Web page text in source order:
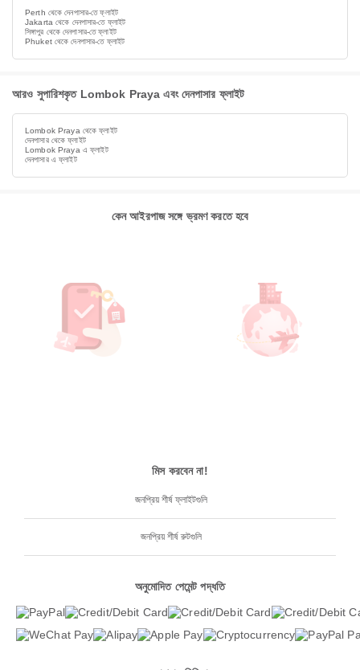
Perth থেকে দেনপাসার-তে ফ্লাইট
Jakarta থেকে দেনপাসার-তে ফ্লাইট
সিঙ্গাপুর থেকে দেনপাসার-তে ফ্লাইট
Phuket থেকে দেনপাসার-তে ফ্লাইট
আরও সুপারিশকৃত Lombok Praya এবং দেনপাসার ফ্লাইট
Lombok Praya থেকে ফ্লাইট
দেনপাসার থেকে ফ্লাইট
Lombok Praya এ ফ্লাইট
দেনপাসার এ ফ্লাইট
কেন আইরপাজ সঙ্গে ভ্রমণ করতে হবে
মিস করবেন না!
জনপ্রিয় শীর্ষ ফ্লাইটগুলি
জনপ্রিয় শীর্ষ রুটগুলি
অনুমোদিত পেমেন্ট পদ্ধতি